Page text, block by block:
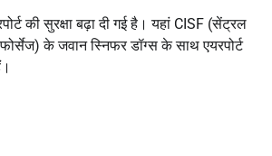
की सुरक्षा बढ़ा दी गई है। यहां CISF (सेंट्रल
के जवान स्निफर डॉग्स के साथ एयरपोर्ट